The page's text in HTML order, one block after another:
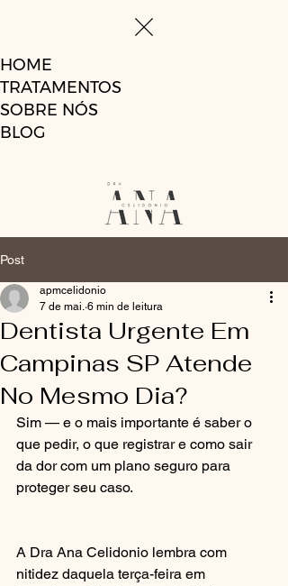
HOME
TRATAMENTOS
SOBRE NÓS
BLOG
Post
Dentista Urgente Em
Campinas SP Atende
No Mesmo Dia?
apmcelidonio
7 de mai. 6 min de leitura
Sim — e o mais importante é saber o
que pedir, o que registrar e como sair
da dor com um plano seguro para
proteger seu caso.
A Dra Ana Celidonio lembra com
nitidez daquela terça-feira em